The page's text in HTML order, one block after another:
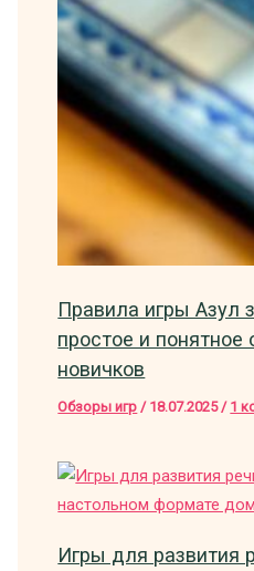
Правила игры Азул
простое и
новичков
Обзоры игр / 18.07.2025 / 1
Игры для развития